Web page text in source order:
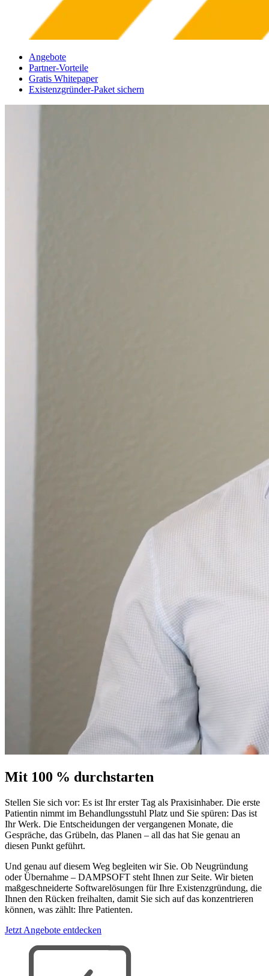
Angebote
Partner-Vorteile
Gratis Whitepaper
Existenzgründer-Paket sichern
Mit 100 % durchstarten
Stellen Sie sich vor: Es ist Ihr erster Tag als Praxisinhaber. Die erste
Patientin nimmt im Behandlungsstuhl Platz und Sie spüren: Das ist
Ihr Werk. Die Entscheidungen der vergangenen Monate, die
Gespräche, das Grübeln, das Planen – all das hat Sie genau an
diesen Punkt geführt.
Und genau auf diesem Weg begleiten wir Sie. Ob Neugründung
oder Übernahme – DAMPSOFT steht Ihnen zur Seite. Wir bieten
maßgeschneiderte Softwarelösungen für Ihre Existenzgründung, die
Ihnen den Rücken freihalten, damit Sie sich auf das konzentrieren
können, was zählt: Ihre Patienten.
Jetzt Angebote entdecken